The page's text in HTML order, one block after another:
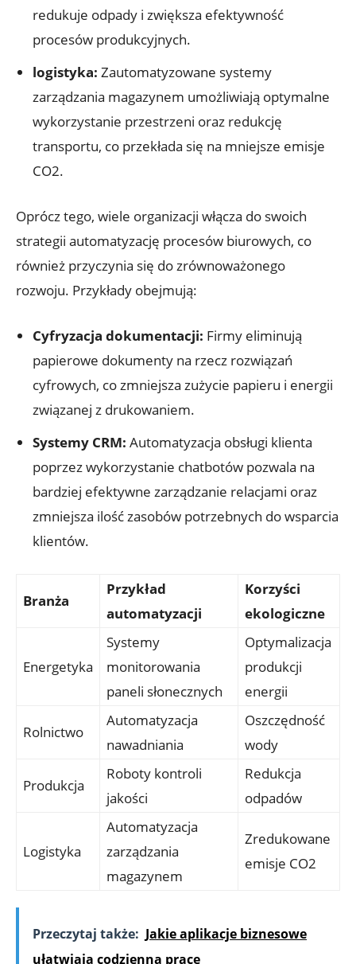
redukuje odpady i zwiększa efektywność
procesów produkcyjnych.
logistyka: Zautomatyzowane systemy
zarządzania magazynem umożliwiają optymalne
wykorzystanie przestrzeni oraz redukcję
transportu, co przekłada się na mniejsze emisje
CO2.
Oprócz tego, wiele organizacji włącza do swoich
strategii automatyzację procesów biurowych, co
również przyczynia się do zrównoważonego
rozwoju. Przykłady obejmują:
Cyfryzacja dokumentacji: Firmy eliminują
papierowe dokumenty na rzecz rozwiązań
cyfrowych, co zmniejsza zużycie papieru i energii
związanej z drukowaniem.
Systemy CRM: Automatyzacja obsługi klienta
poprzez wykorzystanie chatbotów pozwala na
bardziej efektywne zarządzanie relacjami oraz
zmniejsza ilość zasobów potrzebnych do wsparcia
klientów.
Branża
Przykład
automatyzacji
Korzyści
ekologiczne
Energetyka
Systemy
monitorowania
paneli słonecznych
Optymalizacja
produkcji
energii
Rolnictwo
Automatyzacja
nawadniania
Oszczędność
wody
Produkcja
Roboty kontroli
jakości
Redukcja
odpadów
Logistyka
Automatyzacja
zarządzania
magazynem
Zredukowane
emisje CO2
Przeczytaj także: Jakie aplikacje biznesowe
ułatwiają codzienną pracę